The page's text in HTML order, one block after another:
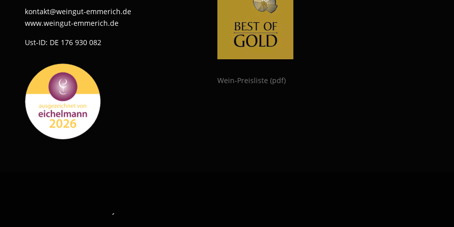
kontakt@weingut-emmerich.de
www.weingut-emmerich.de
Ust-ID: DE 176 930 082
Wein-Preisliste (pdf)
´